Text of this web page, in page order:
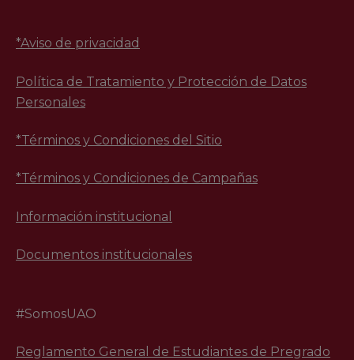
*Aviso de privacidad
Política de Tratamiento y Protección de Datos
Personales
*Términos y Condiciones del Sitio
*Términos y Condiciones de Campañas
Información institucional
Documentos institucionales
#SomosUAO
Reglamento General de Estudiantes de Pregrado